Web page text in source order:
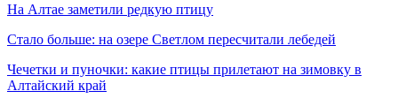
На Алтае заметили редкую птицу
Стало больше: на озере Светлом пересчитали лебедей
Чечетки и пуночки: какие птицы прилетают на зимовку в
Алтайский край